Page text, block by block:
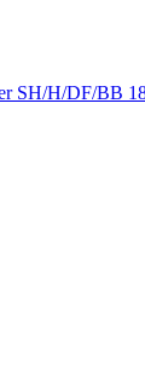
SH/H/DF/BB